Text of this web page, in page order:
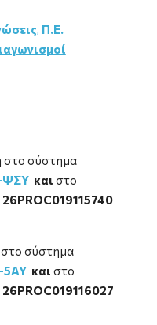
, Π.Ε.
στο σύστημα
ΨΣΥ και στο
26PROC019115740
στο σύστημα
και στο
26PROC019116027